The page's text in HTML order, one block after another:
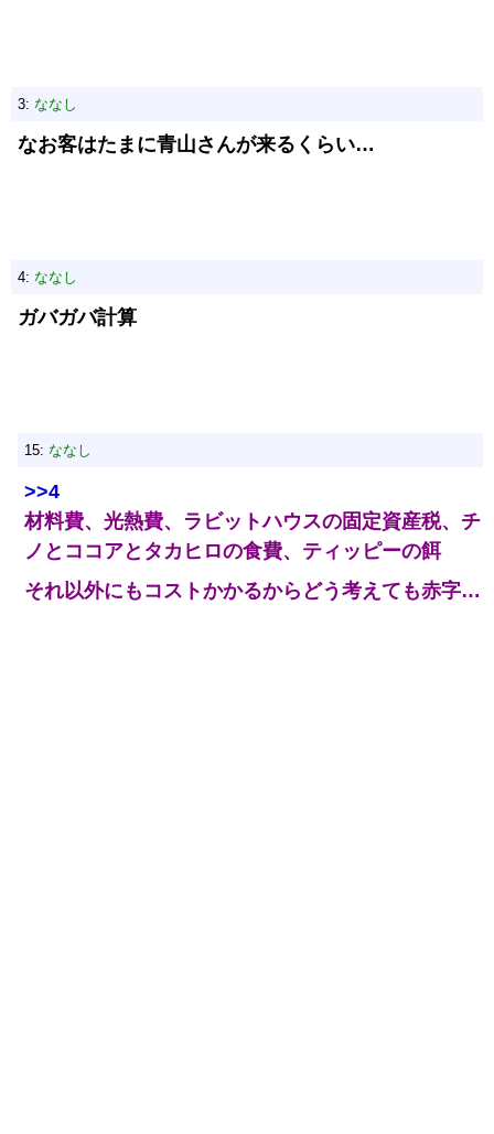
3: ななし
なお客はたまに青山さんが来るくらい…
4: ななし
ガバガバ計算
15: ななし
>>4
材料費、光熱費、ラビットハウスの固定資産税、チ
ノとココアとタカヒロの食費、ティッピーの餌
それ以外にもコストかかるからどう考えても赤字…